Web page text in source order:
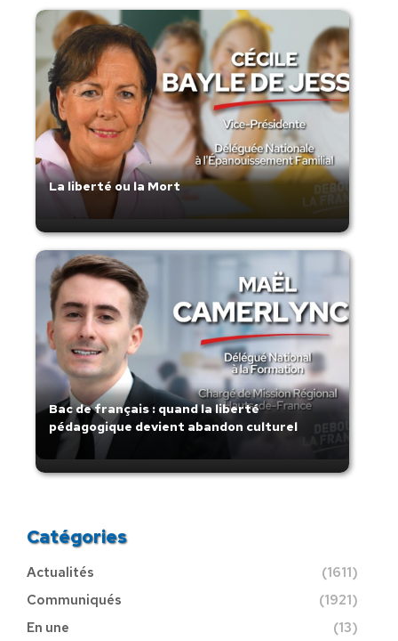
La liberté ou la Mort
Bac de français : quand la liberté
pédagogique devient abandon culturel
Catégories
Actualités
(1611)
Communiqués
(1921)
En une
(13)